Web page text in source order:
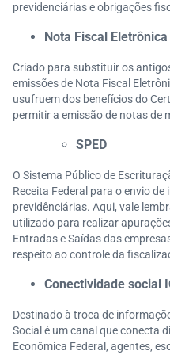
previdenciárias e obrigações
Nota Fiscal Eletrônica
Criado para substituir os
emissões de Nota Fiscal
usufruem dos benefícios do
permitir a emissão de notas de
SPED
O Sistema Público de
Receita Federal para o envio
previdênciárias. Aqui, vale
utilizado para realizar
Entradas e Saídas das
respeito ao controle da
Conectividade social
Destinado à troca de
Social é um canal que conecta
Econômica Federal, agentes,